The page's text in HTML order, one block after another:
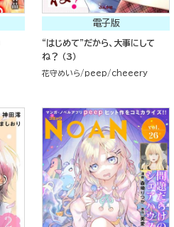
電子版
“はじめて”だから、大事にして
ね？ （3）
花守めいら peep cheeery